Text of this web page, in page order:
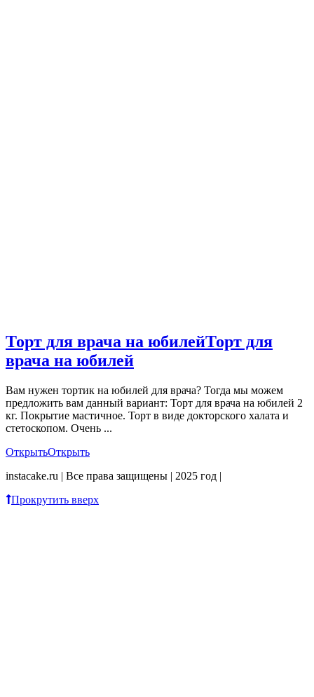
Торт для врача на юбилейТорт для
врача на юбилей
Вам нужен тортик на юбилей для врача? Тогда мы можем
предложить вам данный вариант: Торт для врача на юбилей 2
кг. Покрытие мастичное. Торт в виде докторского халата и
стетоскопом. Очень ...
ОткрытьОткрыть
instacake.ru | Все права защищены | 2025 год |
Прокрутить вверх